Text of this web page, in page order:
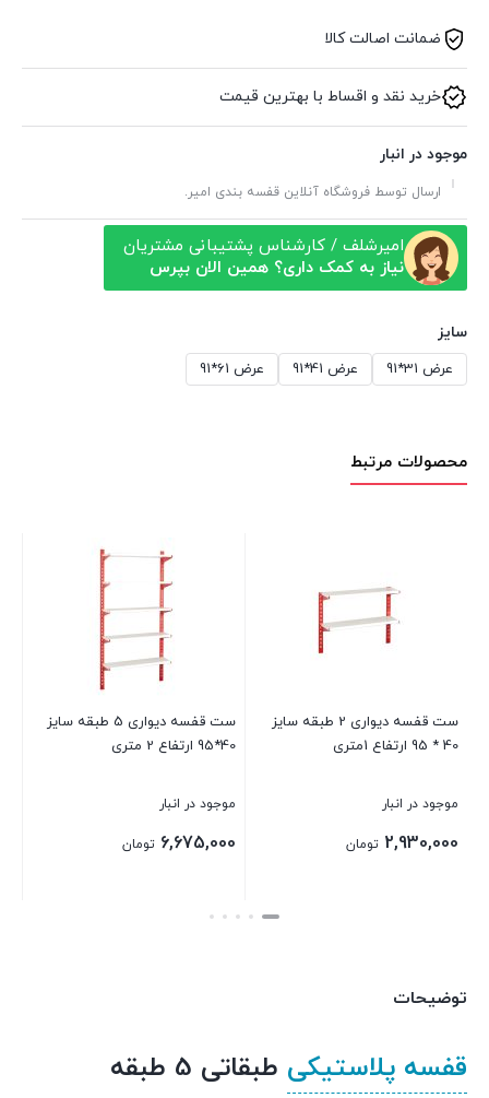
ضمانت اصالت کالا
خرید نقد و اقساط با بهترین قیمت
موجود در انبار
ارسال توسط فروشگاه آنلاین قفسه بندی امیر.
امیرشلف / کارشناس پشتیبانی مشتریان
نیاز به کمک داری؟ همین الان بپرس
سایز
عرض 31*91 عرض 41*91 عرض 61*91
محصولات مرتبط
ست قفسه دیواری 2 طبقه سایز
موجود در انبار
2,930,000 تومان
ست قفسه دیواری 5 طبقه سایز
موجود در انبار
6,675,000 تومان
بستن
توضیحات
قفسه پلاستیکی طبقاتی 5 طبقه